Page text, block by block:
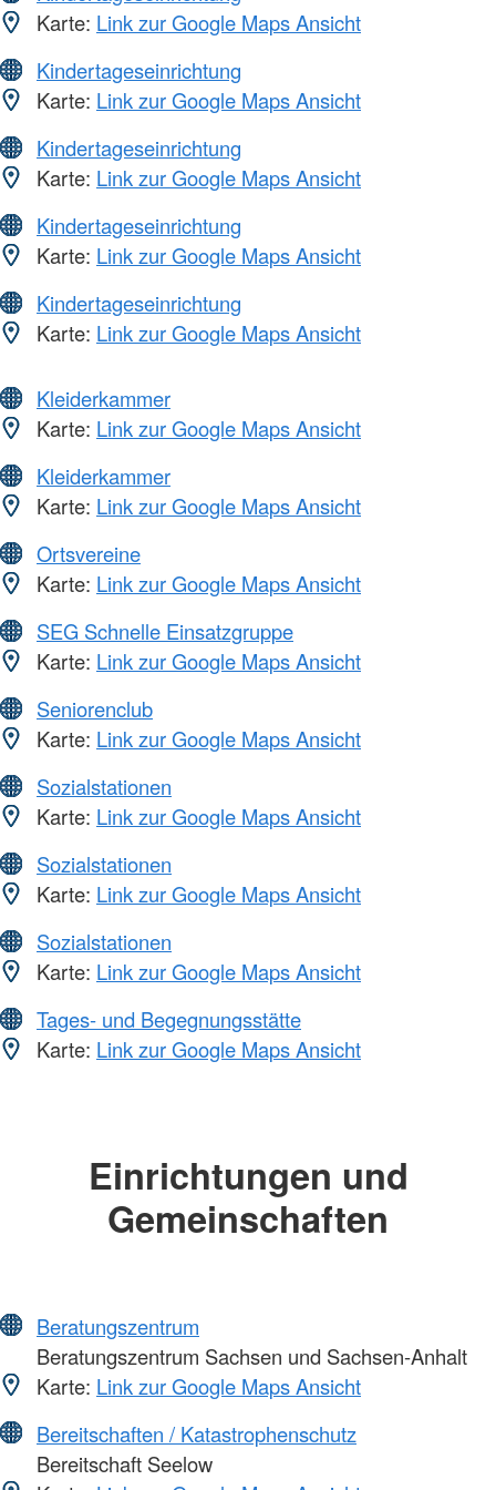
Karte: Link zur Google Maps Ansicht
Kindertageseinrichtung
Karte: Link zur Google Maps Ansicht
Kindertageseinrichtung
Karte: Link zur Google Maps Ansicht
Kindertageseinrichtung
Karte: Link zur Google Maps Ansicht
Kindertageseinrichtung
Karte: Link zur Google Maps Ansicht
Kleiderkammer
Karte: Link zur Google Maps Ansicht
Kleiderkammer
Karte: Link zur Google Maps Ansicht
Ortsvereine
Karte: Link zur Google Maps Ansicht
SEG Schnelle Einsatzgruppe
Karte: Link zur Google Maps Ansicht
Seniorenclub
Karte: Link zur Google Maps Ansicht
Sozialstationen
Karte: Link zur Google Maps Ansicht
Sozialstationen
Karte: Link zur Google Maps Ansicht
Sozialstationen
Karte: Link zur Google Maps Ansicht
Tages- und Begegnungsstätte
Karte: Link zur Google Maps Ansicht
Einrichtungen und
Gemeinschaften
Beratungszentrum
Beratungszentrum Sachsen und Sachsen-Anhalt
Karte: Link zur Google Maps Ansicht
Bereitschaften / Katastrophenschutz
Bereitschaft Seelow